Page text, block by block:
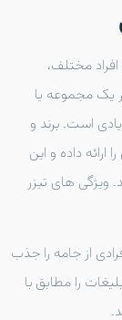
مختلف،
یک مجموعه یا
است. برند و
داده و این
ویژگی های تیزر
از جامه را جذب
را مطابق با